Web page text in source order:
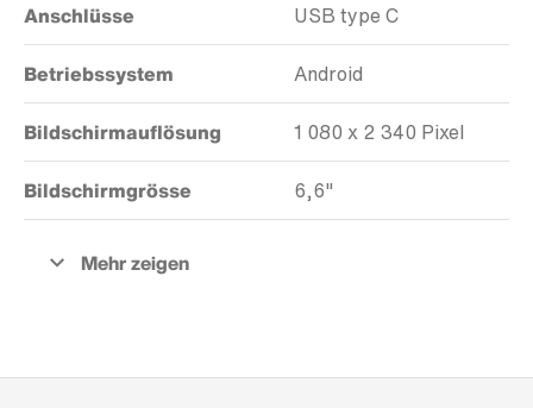
Anschlüsse USB type C
Betriebssystem Android
Bildschirmauflösung 1 080 x 2 340 Pixel
Bildschirmgrösse 6,6"